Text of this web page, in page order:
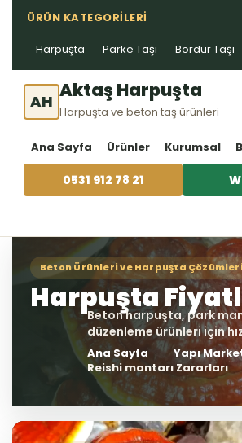
ÜRÜN KATEGORILERI
Harpuşta Parke Taşı Bordür Taşı
AH Aktaş Harpuşta
Harpuşta ve beton taş ürünleri
Ana Sayfa Ürünler Kurumsal
0531 912 78 21
Ana Sayfa
Yapı
Reishi mantarı Zararları